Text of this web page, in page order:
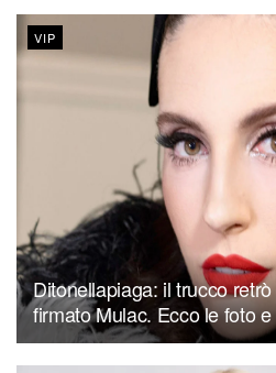
VIP
Ditonellapiaga: il trucco
firmato Mulac. Ecco le foto